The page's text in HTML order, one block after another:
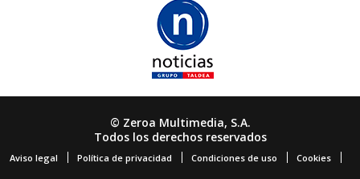
© Zeroa Multimedia, S.A.
Todos los derechos reservados
Aviso legal Política de privacidad Condiciones de uso Cookies